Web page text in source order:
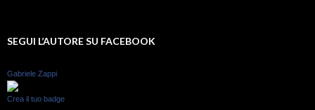
SEGUI L’AUTORE SU FACEBOOK
Gabriele Zappi
Crea il tuo badge